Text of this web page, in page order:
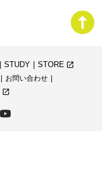
STUDY STORE launch
お問い合わせ
launch